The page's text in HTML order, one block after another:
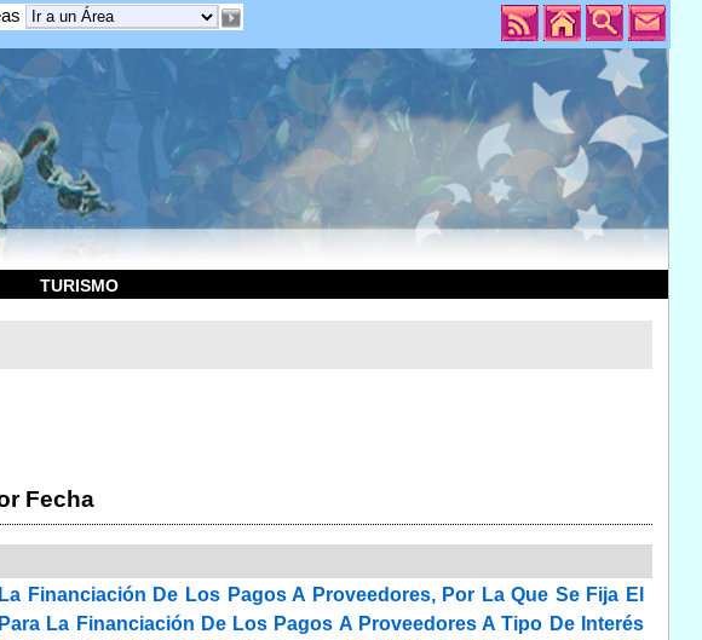
TURISMO
Fecha
Financiación De Los Pagos A Proveedores, Por La Que Se Fija El
La Financiación De Los Pagos A Proveedores A Tipo De Interés